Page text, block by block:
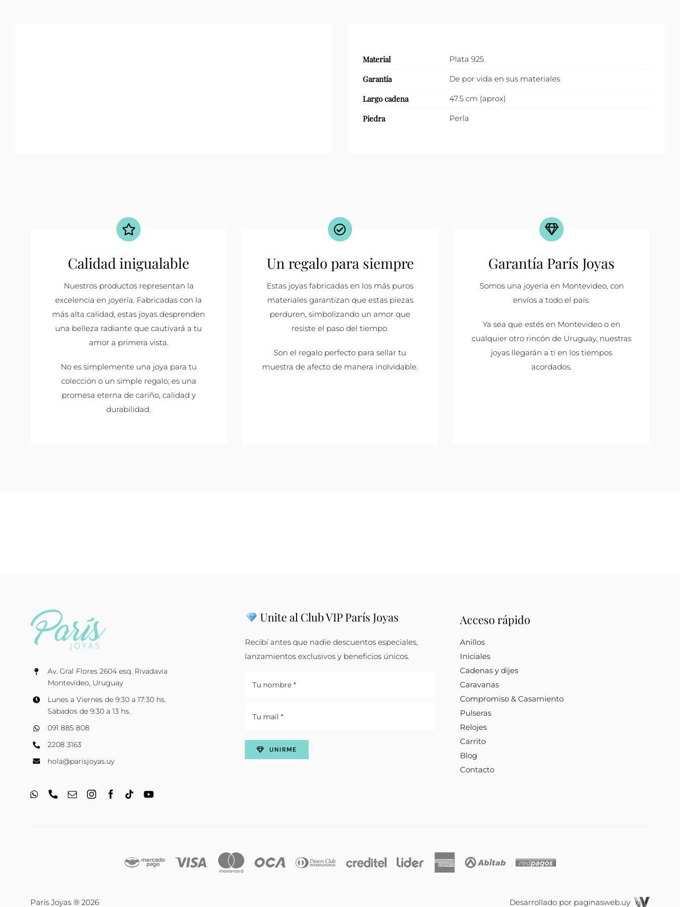
Material Plata 925
Garantía De por vida en sus materiales
Largo cadena 47.5 cm (aprox)
Piedra Perla
Calidad inigualable
Nuestros productos representan la
excelencia en joyería. Fabricadas con la
más alta calidad, estas joyas desprenden
una belleza radiante que cautivará a tu
amor a primera vista.
No es simplemente una joya para tu
colección o un simple regalo; es una
promesa eterna de cariño, calidad y
durabilidad.
Un regalo para siempre
Estas joyas fabricadas en los más puros
materiales garantizan que estas piezas
perduren, simbolizando un amor que
resiste el paso del tiempo.
Son el regalo perfecto para sellar tu
muestra de afecto de manera inolvidable.
Garantía París Joyas
Somos una joyería en Montevideo, con
envíos a todo el país.
Ya sea que estés en Montevideo o en
cualquier otro rincón de Uruguay, nuestras
joyas llegarán a ti en los tiempos
acordados.
Av. Gral Flores 2604 esq. Rivadavia
Montevideo, Uruguay
Lunes a Viernes de 9:30 a 17:30 hs.
Sábados de 9:30 a 13 hs.
091 885 808
2208 3163
hola@parisjoyas.uy
Unite al Club VIP París Joyas
Recibí antes que nadie descuentos especiales,
lanzamientos exclusivos y beneficios únicos.
UNIRME
Acceso rápido
Anillos
Iniciales
Cadenas y dijes
Caravanas
Compromiso & Casamiento
Pulseras
Relojes
Carrito
Blog
Contacto
París Joyas ® 2026 Desarrollado por paginasweb.uy